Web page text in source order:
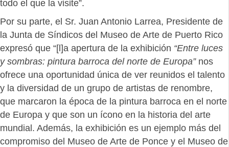
todo el que la visite”.
Por su parte, el Sr. Juan Antonio Larrea, Presidente de
la Junta de Síndicos del Museo de Arte de Puerto Rico
expresó que “[l]a apertura de la exhibición “Entre luces
y sombras: pintura barroca del norte de Europa”nos
ofrece una oportunidad única de ver reunidos el talento
y la diversidad de un grupo de artistas de renombre,
que marcaron la época de la pintura barroca en el norte
de Europa y que son un ícono en la historia del arte
mundial. Además, la exhibición es un ejemplo más del
compromiso del Museo de Arte de Ponce y el Museo de